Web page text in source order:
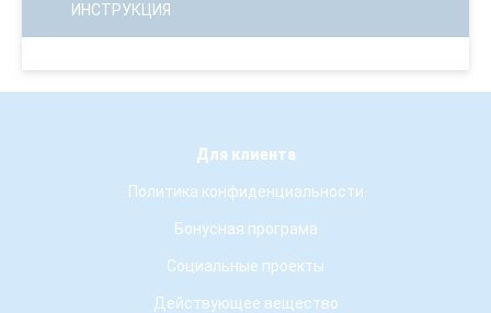
ИНСТРУКЦИЯ
Для клиента
Политика конфиденциальности
Бонусная програма
Социальные проекты
Действующее вещество